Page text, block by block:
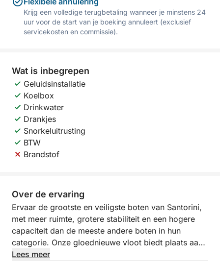
Krijg een volledige terugbetaling wanneer je minstens 24
uur voor de start van je boeking annuleert (exclusief
servicekosten en commissie).
Wat is inbegrepen
Geluidsinstallatie
Koelbox
Drinkwater
Drankjes
Snorkeluitrusting
BTW
Brandstof
Over de ervaring
Ervaar de grootste en veiligste boten van Santorini,
met meer ruimte, grotere stabiliteit en een hogere
capaciteit dan de meeste andere boten in hun
categorie. Onze gloednieuwe vloot biedt plaats aan
maximaal 8 gasten en is ontworpen voor een
Lees meer